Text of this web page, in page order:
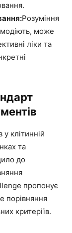
Розуміння
може
ліки та
клітинній
та
до
пропонує
порівняння
критеріїв.